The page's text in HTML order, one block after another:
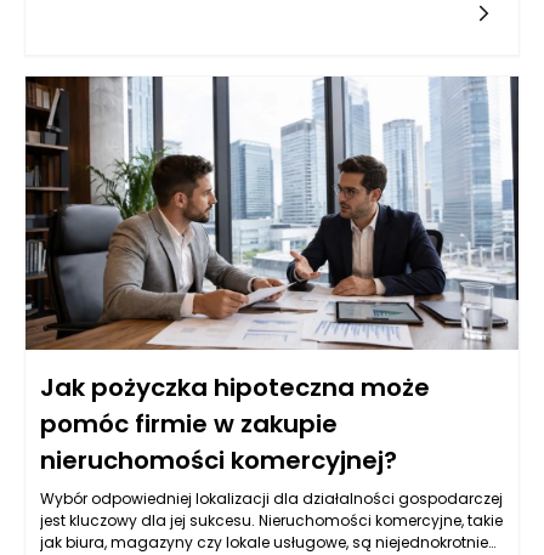
zyskało popularność wśród architektów i projektantów. Polski
asortyment drewna klejonego, które doskonale wpisuje się w
różnorodne wizje projektowe. Dzięki zaawansowanej
technologii produkcji oraz jakości oferowanych produktów,
architekci zyskują nie tylko materiał, ale także wsparcie w
realizacji zawansowanych koncepcji.
Jak pożyczka hipoteczna może
pomóc firmie w zakupie
nieruchomości komercyjnej?
Wybór odpowiedniej lokalizacji dla działalności gospodarczej
jest kluczowy dla jej sukcesu. Nieruchomości komercyjne, takie
jak biura, magazyny czy lokale usługowe, są niejednokrotnie